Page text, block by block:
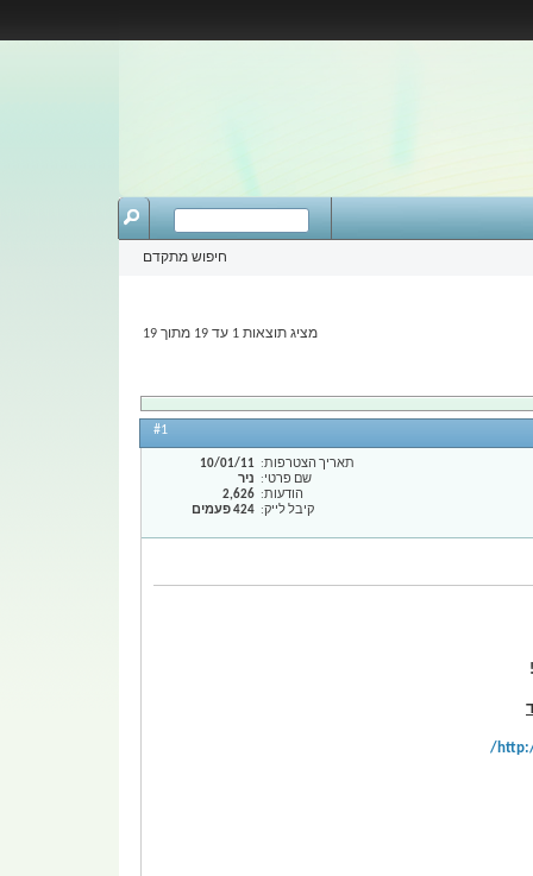
חיפוש מתקדם
מציג תוצאות 1 עד 19 מתוך 19
#1
תאריך הצטרפות
10/01/11
שם פרטי
ניר
הודעות
2,626
קיבל לייק
424 פעמים